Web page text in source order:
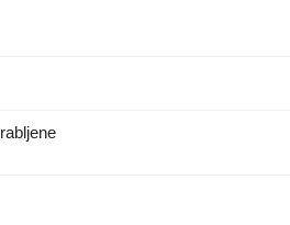
rabljene